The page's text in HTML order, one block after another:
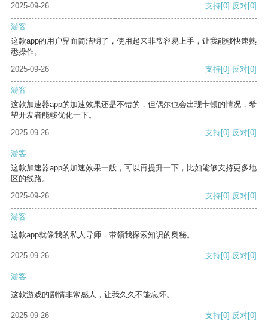
2025-09-26 支持[0] 反对[0]
游客
这款app的用户界面简洁明了，使用起来非常容易上手，让我能够快速熟
悉操作。
2025-09-26
支持[0] 反对[0]
游客
这款加速器app的加速效果还是不错的，但偶尔也会出现卡顿的情况，希
望开发者能够优化一下。
2025-09-26
支持[0] 反对[0]
游客
这款加速器app的加速效果一般，可以再提升一下，比如能够支持更多地
区的线路。
2025-09-26
支持[0] 反对[0]
游客
这款app就像我的私人导师，带领我探索知识的奥秘。
2025-09-26 支持[0] 反对[0]
游客
这款游戏的剧情非常感人，让我久久不能忘怀。
2025-09-26 支持[0] 反对[0]